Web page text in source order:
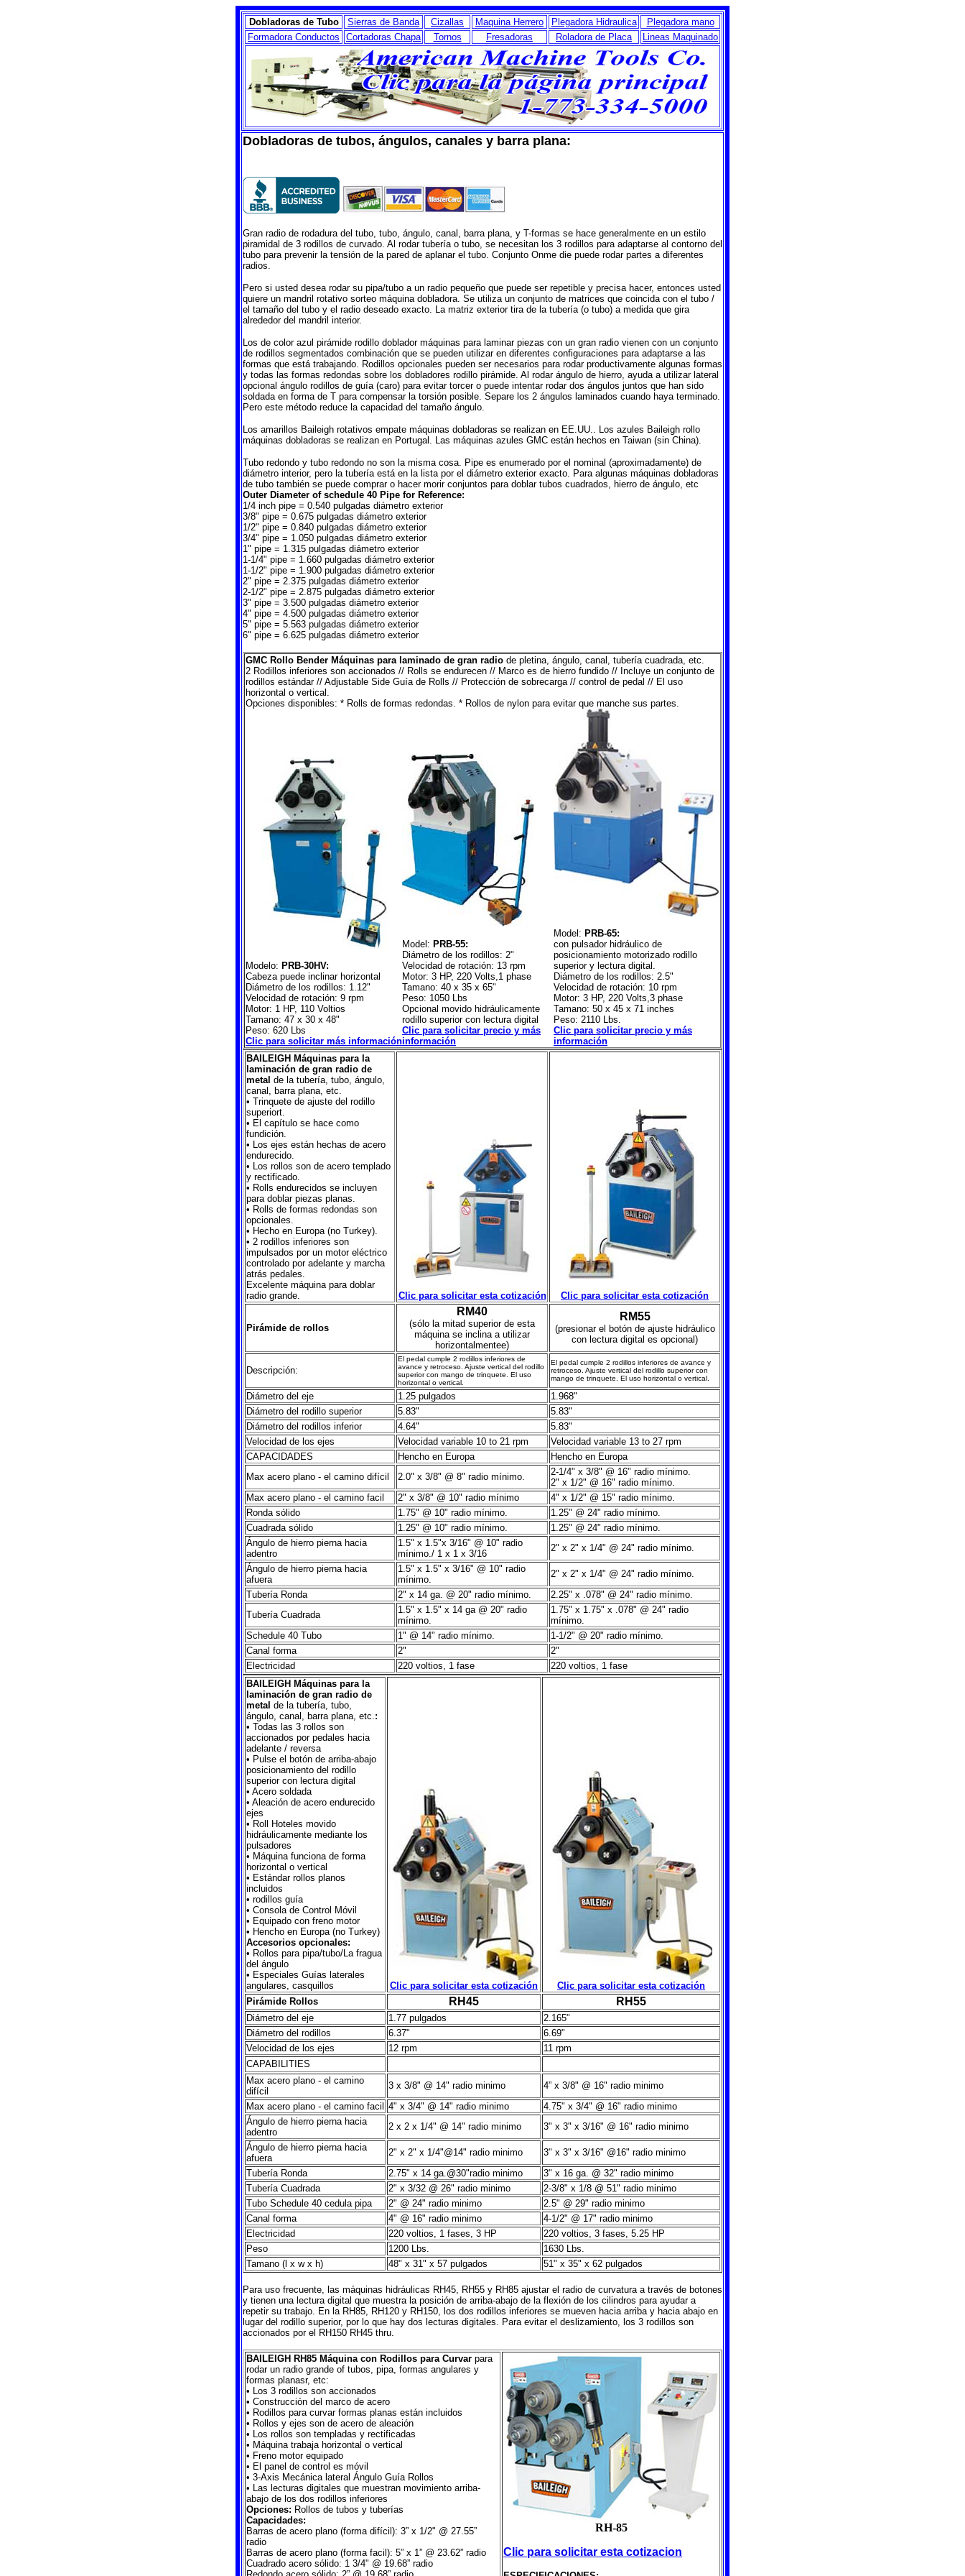
Dobladoras de Tubo Sierras de Banda Cizallas Maquina Herrero Plegadora Hidraulica
Plegadora mano
Formadora Conductos
Cortadoras Chapa Tornos Fresadoras Roladora de Placa Lineas Maquinado
Dobladoras de tubos, ángulos, canales y barra plana:
Gran radio de rodadura del tubo, tubo, ángulo, canal, barra plana, y T-formas se hace generalmente en un estilo
piramidal de 3 rodillos de curvado. Al rodar tubería o tubo, se necesitan los 3 rodillos para adaptarse al contorno del
tubo para prevenir la tensión de la pared de aplanar el tubo. Conjunto Onme die puede rodar partes a diferentes
radios.
Pero si usted desea rodar su pipa/tubo a un radio pequeño que puede ser repetible y precisa hacer, entonces usted
quiere un mandril rotativo sorteo máquina dobladora. Se utiliza un conjunto de matrices que coincida con el tubo /
el tamaño del tubo y el radio deseado exacto. La matriz exterior tira de la tubería (o tubo) a medida que gira
alrededor del mandril interior.
Los de color azul pirámide rodillo doblador máquinas para laminar piezas con un gran radio vienen con un conjunto
de rodillos segmentados combinación que se pueden utilizar en diferentes configuraciones para adaptarse a las
formas que está trabajando. Rodillos opcionales pueden ser necesarios para rodar productivamente algunas formas
y todas las formas redondas sobre los dobladores rodillo pirámide. Al rodar ángulo de hierro, ayuda a utilizar lateral
opcional ángulo rodillos de guía (caro) para evitar torcer o puede intentar rodar dos ángulos juntos que han sido
soldada en forma de T para compensar la torsión posible. Separe los 2 ángulos laminados cuando haya terminado.
Pero este método reduce la capacidad del tamaño ángulo.
Los amarillos Baileigh rotativos empate máquinas dobladoras se realizan en EE.UU.. Los azules Baileigh rollo
máquinas dobladoras se realizan en Portugal. Las máquinas azules GMC están hechos en Taiwan (sin China).
Tubo redondo y tubo redondo no son la misma cosa. Pipe es enumerado por el nominal (aproximadamente) de
diámetro interior, pero la tubería está en la lista por el diámetro exterior exacto. Para algunas máquinas dobladoras
de tubo también se puede comprar o hacer morir conjuntos para doblar tubos cuadrados, hierro de ángulo, etc
Outer Diameter of schedule 40 Pipe for Reference:
1/4 inch pipe = 0.540 pulgadas diámetro exterior
3/8" pipe = 0.675 pulgadas diámetro exterior
1/2" pipe = 0.840 pulgadas diámetro exterior
3/4" pipe = 1.050 pulgadas diámetro exterior
1" pipe = 1.315 pulgadas diámetro exterior
1-1/4" pipe = 1.660 pulgadas diámetro exterior
1-1/2" pipe = 1.900 pulgadas diámetro exterior
2" pipe = 2.375 pulgadas diámetro exterior
2-1/2" pipe = 2.875 pulgadas diámetro exterior
3" pipe = 3.500 pulgadas diámetro exterior
4" pipe = 4.500 pulgadas diámetro exterior
5" pipe = 5.563 pulgadas diámetro exterior
6" pipe = 6.625 pulgadas diámetro exterior
GMC Rollo Bender Máquinas para laminado de gran radio de pletina, ángulo, canal, tubería cuadrada, etc.
2 Rodillos inferiores son accionados // Rolls se endurecen // Marco es de hierro fundido // Incluye un conjunto de
rodillos estándar // Adjustable Side Guía de Rolls // Protección de sobrecarga // control de pedal // El uso
horizontal o vertical.
Opciones disponibles: * Rolls de formas redondas. * Rollos de nylon para evitar que manche sus partes.
Modelo: PRB-30HV:
Cabeza puede inclinar horizontal
Diámetro de los rodillos: 1.12"
Velocidad de rotación: 9 rpm
Motor: 1 HP, 110 Voltios
Tamano: 47 x 30 x 48"
Peso: 620 Lbs
Clic para solicitar más información
Model: PRB-55:
Diámetro de los rodillos: 2"
Velocidad de rotación: 13 rpm
Motor: 3 HP, 220 Volts,1 phase
Tamano: 40 x 35 x 65"
Peso: 1050 Lbs
Opcional movido hidráulicamente
rodillo superior con lectura digital
Clic para solicitar precio y más
información
Model: PRB-65:
con pulsador hidráulico de
posicionamiento motorizado rodillo
superior y lectura digital.
Diámetro de los rodillos: 2.5"
Velocidad de rotación: 10 rpm
Motor: 3 HP, 220 Volts,3 phase
Tamano: 50 x 45 x 71 inches
Peso: 2110 Lbs.
Clic para solicitar precio y más
información
BAILEIGH Máquinas para la
laminación de gran radio de
metal de la tubería, tubo, ángulo,
canal, barra plana, etc.
• Trinquete de ajuste del rodillo
superiort.
• El capítulo se hace como
fundición.
• Los ejes están hechas de acero
endurecido.
• Los rollos son de acero templado
y rectificado.
• Rolls endurecidos se incluyen
para doblar piezas planas.
• Rolls de formas redondas son
opcionales.
• Hecho en Europa (no Turkey).
• 2 rodillos inferiores son
impulsados por un motor eléctrico
controlado por adelante y marcha
atrás pedales.
Excelente máquina para doblar
radio grande.
Clic para solicitar esta cotización Clic para solicitar esta cotización
Pirámide de rollos
RM40
(sólo la mitad superior de esta
máquina se inclina a utilizar
horizontalmentee)
RM55
(presionar el botón de ajuste hidráulico
con lectura digital es opcional)
Descripción:
El pedal cumple 2 rodillos inferiores de
avance y retroceso. Ajuste vertical del rodillo
superior con mango de trinquete. El uso
horizontal o vertical.
El pedal cumple 2 rodillos inferiores de avance y
retroceso. Ajuste vertical del rodillo superior con
mango de trinquete. El uso horizontal o vertical.
Diámetro del eje 1.25 pulgados
1.968"
Diámetro del rodillo superior
5.83"
5.83"
Diámetro del rodillos inferior
4.64"
5.83"
Velocidad de los ejes
Velocidad variable 10 to 21 rpm
Velocidad variable 13 to 27 rpm
CAPACIDADES
Hencho en Europa
Hencho en Europa
Max acero plano - el camino difícil
2.0" x 3/8" @ 8" radio mínimo.
2-1/4" x 3/8" @ 16" radio mínimo.
2" x 1/2" @ 16" radio mínimo.
Max acero plano - el camino facil
2" x 3/8" @ 10" radio mínimo
4" x 1/2" @ 15" radio mínimo.
Ronda sólido
1.75" @ 10" radio mínimo.
1.25" @ 24" radio mínimo.
Cuadrada sólido
1.25" @ 10" radio mínimo.
1.25" @ 24" radio mínimo.
Ángulo de hierro pierna hacia
adentro
1.5" x 1.5"x 3/16" @ 10" radio
mínimo./ 1 x 1 x 3/16
2" x 2" x 1/4" @ 24" radio mínimo.
Ángulo de hierro pierna hacia
afuera
1.5" x 1.5" x 3/16" @ 10" radio
mínimo.
2" x 2" x 1/4" @ 24" radio mínimo.
Tubería Ronda
2" x 14 ga. @ 20" radio mínimo.
2.25" x .078" @ 24" radio mínimo.
Tubería Cuadrada
1.5" x 1.5" x 14 ga @ 20" radio
mínimo.
1.75" x 1.75" x .078" @ 24" radio
mínimo.
Schedule 40 Tubo
1" @ 14" radio mínimo.
1-1/2" @ 20" radio mínimo.
Canal forma
2"
2"
Electricidad
220 voltios, 1 fase
220 voltios, 1 fase
BAILEIGH Máquinas para la
laminación de gran radio de
metal de la tubería, tubo,
ángulo, canal, barra plana, etc.:
• Todas las 3 rollos son
accionados por pedales hacia
adelante / reversa
• Pulse el botón de arriba-abajo
posicionamiento del rodillo
superior con lectura digital
• Acero soldada
• Aleación de acero endurecido
ejes
• Roll Hoteles movido
hidráulicamente mediante los
pulsadores
• Máquina funciona de forma
horizontal o vertical
• Estándar rollos planos
incluidos
• rodillos guía
• Consola de Control Móvil
• Equipado con freno motor
• Hencho en Europa (no Turkey)
Accesorios opcionales:
• Rollos para pipa/tubo/La fragua
del ángulo
• Especiales Guías laterales
angulares, casquillos
Clic para solicitar esta cotización
Clic para solicitar esta cotización
Pirámide Rollos
RH45 RH55
Diámetro del eje 1.77 pulgados
2.165"
Diámetro del rodillos
6.37"
6.69"
Velocidad de los ejes
12 rpm
11 rpm
CAPABILITIES
Max acero plano - el camino
difícil
3 x 3/8" @ 14" radio minimo
4” x 3/8" @ 16" radio minimo
Max acero plano - el camino facil
4" x 3/4" @ 14" radio minimo
4.75" x 3/4" @ 16" radio minimo
Ángulo de hierro pierna hacia
adentro
2 x 2 x 1/4" @ 14" radio minimo
3" x 3" x 3/16" @ 16" radio minimo
Ángulo de hierro pierna hacia
afuera
2" x 2" x 1/4"@14" radio minimo
3" x 3" x 3/16" @16" radio minimo
Tubería Ronda
2.75" x 14 ga.@30"radio minimo
3" x 16 ga. @ 32" radio minimo
Tubería Cuadrada
2" x 3/32 @ 26" radio minimo 2-3/8" x 1/8 @ 51" radio minimo
Tubo Schedule 40 cedula pipa 2" @ 24" radio minimo
2.5" @ 29" radio minimo
Canal forma
4" @ 16" radio minimo
4-1/2" @ 17" radio minimo
Electricidad
220 voltios, 1 fases, 3 HP
220 voltios, 3 fases, 5.25 HP
Peso
1200 Lbs.
1630 Lbs.
Tamano (l x w x h)
48" x 31" x 57 pulgados 51" x 35" x 62 pulgados
Para uso frecuente, las máquinas hidráulicas RH45, RH55 y RH85 ajustar el radio de curvatura a través de botones
y tienen una lectura digital que muestra la posición de arriba-abajo de la flexión de los cilindros para ayudar a
repetir su trabajo. En la RH85, RH120 y RH150, los dos rodillos inferiores se mueven hacia arriba y hacia abajo en
lugar del rodillo superior, por lo que hay dos lecturas digitales. Para evitar el deslizamiento, los 3 rodillos son
accionados por el RH150 RH45 thru.
BAILEIGH RH85 Máquina con Rodillos para Curvar para
rodar un radio grande of tubos, pipa, formas angulares y
formas planasr, etc:
• Los 3 rodillos son accionados
• Construcción del marco de acero
• Rodillos para curvar formas planas están incluidos
• Rollos y ejes son de acero de aleación
• Los rollos son templadas y rectificadas
• Máquina trabaja horizontal o vertical
• Freno motor equipado
• El panel de control es móvil
• 3-Axis Mecánica lateral Ángulo Guía Rollos
• Las lecturas digitales que muestran movimiento arriba-
abajo de los dos rodillos inferiores
Opciones: Rollos de tubos y tuberías
Capacidades:
Barras de acero plano (forma difícil): 3” x 1/2" @ 27.55”
radio
Barras de acero plano (forma facil): 5” x 1” @ 23.62” radio
Cuadrado acero sólido: 1 3/4" @ 19.68” radio
RH-85
Clic para solicitar esta cotizacion